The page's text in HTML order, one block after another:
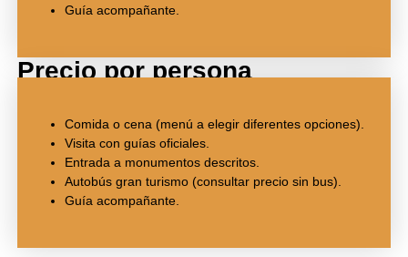
Guía acompañante.
Precio por persona
Comida o cena (menú a elegir diferentes opciones).
Visita con guías oficiales.
Entrada a monumentos descritos.
Autobús gran turismo (consultar precio sin bus).
Guía acompañante.